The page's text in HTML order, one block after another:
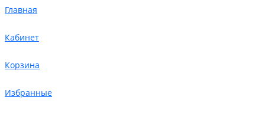
Главная
Кабинет
Корзина
Избранные